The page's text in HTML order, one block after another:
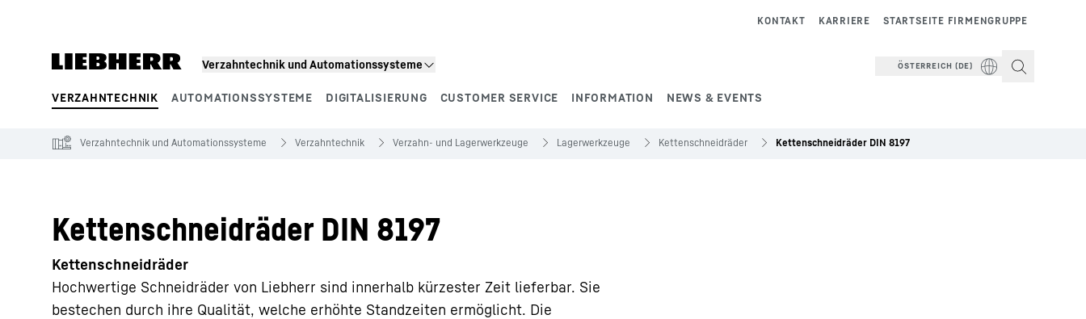
Verzahntechnik und Automationssysteme
VERZAHNTECHNIK AUTOMATIONSSYSTEME DIGITALISIERUNG CUSTOMER SERVICE INFORMATION NEWS & EVENTS
STARTSEITE FIRMENGRUPPE
KARRIERE
KONTAKT
ÖSTERREICH (DE)
Produktsegmente
Verzahntechnik und Automationssysteme Verzahntechnik Verzahn- und Lagerwerkzeuge Lagerwerkzeuge Kettenschneidräder Kettenschneidräder DIN 8197
Kettenschneidräder DIN 8197
Kettenschneidräder
Hochwertige Schneidräder von Liebherr sind innerhalb kürzester Zeit lieferbar. Sie
bestechen durch ihre Qualität, welche erhöhte Standzeiten ermöglicht. Die